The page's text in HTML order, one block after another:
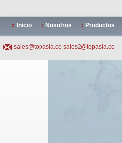
Inicio Nosotros Productos
sales@topasia.co sales2@topasia.co